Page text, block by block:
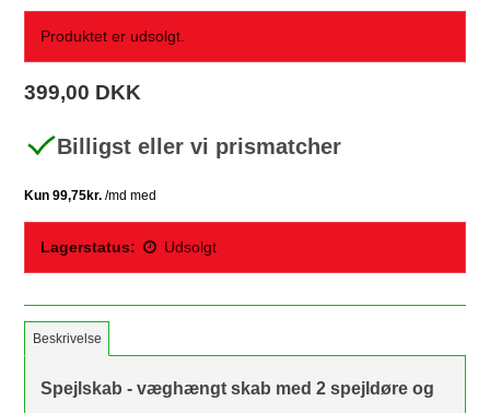
Produktet er udsolgt.
399,00 DKK
Billigst eller vi prismatcher
Lagerstatus: Udsolgt
Beskrivelse
Spejlskab - væghængt skab med 2 spejldøre og